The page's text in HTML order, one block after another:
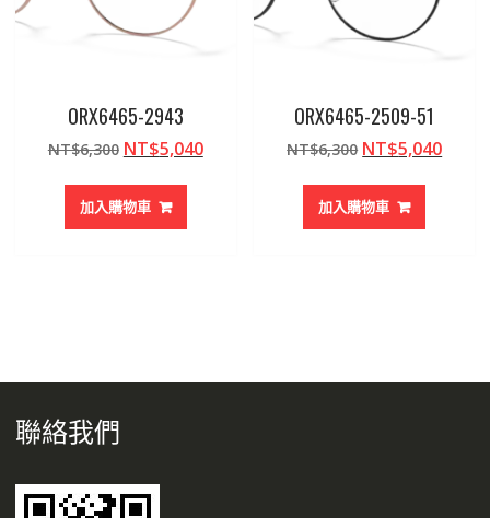
ORX6465-2943
NT$6,300 原
價
格：
NT$5,040目
加入購物車
ORX6465-2509-51
NT$6,300 原
價
格：
NT$5,040目
加入購物車
聯絡我們